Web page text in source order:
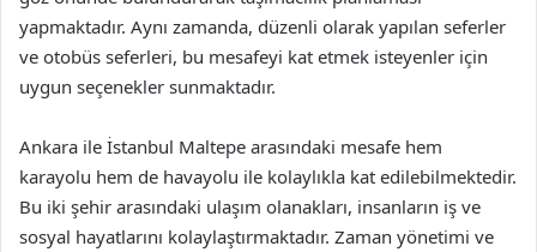
yapmaktadır. Aynı zamanda, düzenli olarak yapılan seferler
ve otobüs seferleri, bu mesafeyi kat etmek isteyenler için
uygun seçenekler sunmaktadır.
Ankara ile İstanbul Maltepe arasındaki mesafe hem
karayolu hem de havayolu ile kolaylıkla kat edilebilmektedir.
Bu iki şehir arasındaki ulaşım olanakları, insanların iş ve
sosyal hayatlarını kolaylaştırmaktadır. Zaman yönetimi ve